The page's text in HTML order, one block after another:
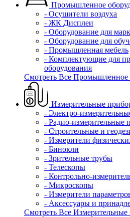
Промышленное
- Осушители воздуха
- ЖК Дисплеи
- Оборудование для
- Оборудование для
- Промышленная мебель
- Комплектующие для
оборудования
Смотреть Все Промышленное
Измерительные
- Электро-
- Радио-измерительные
- Строительные и
- Измерители
- Бинокли
- Зрительные трубы
- Телескопы
- Контрольно-
- Микроскопы
- Измерители
- Аксессуары и
Смотреть Все